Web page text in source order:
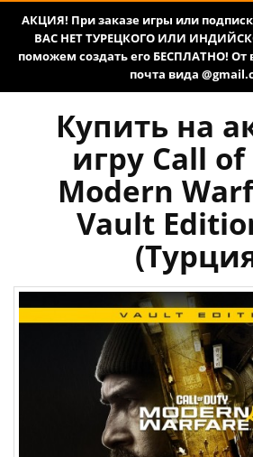
АКЦИЯ! При заказе игры или
ВАС НЕТ ТУРЕЦКОГО ИЛИ
поможем создать его БЕСПЛАТНО! От
почта вида
Купить на
игру Call
Modern
Vault